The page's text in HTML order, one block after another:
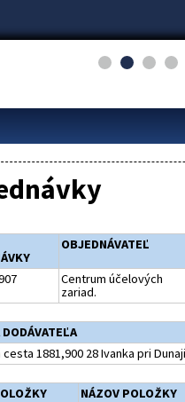
OBJEDNÁVATEĽ
Centrum účelových
zariad.
1881,900 28 Ivanka pri
NÁZOV POLOŽKY